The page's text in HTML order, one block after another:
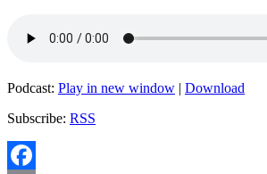
Podcast: Play in new window | Download
Subscribe: RSS